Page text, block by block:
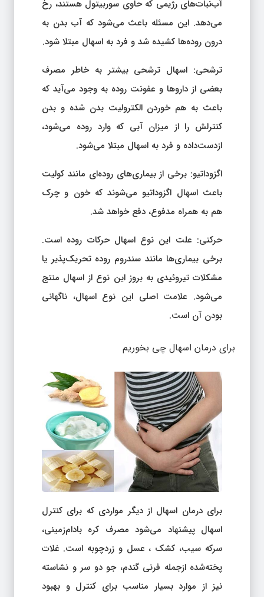
آب‌نبات‌های رژیمی که حاوی سوربیتول هستند، رخ
می‌دهد. این مسئله باعث می‌شود که آب بدن به
درون روده‌ها کشیده شد و فرد به اسهال مبتلا شود.
ترشحی: اسهال ترشحی بیشتر به خاطر مصرف
بعضی از داروها و عفونت روده به وجود می‌آید که
باعث به هم خوردن الکترولیت بدن شده و بدن
کنترلش را از میزان آبی که وارد روده می‌شود،
ازدست‌داده و فرد به اسهال مبتلا می‌شود.
اگزوداتیو: برخی از بیماری‌های روده‌ای مانند کولیت
باعث اسهال اگزوداتیو می‌شوند که خون و چرک
هم به همراه مدفوع، دفع خواهد شد.
حرکتی: علت این نوع اسهال حرکات روده است.
برخی بیماری‌ها مانند سندروم روده تحریک‌پذیر یا
مشکلات تیروئیدی به بروز این نوع از اسهال منتج
می‌شود. علامت اصلی این نوع اسهال، ناگهانی
بودن آن است.
برای درمان اسهال چی بخوریم
برای درمان اسهال از دیگر مواردی که برای کنترل
اسهال پیشنهاد می‌شود مصرف کره بادام‌زمینی،
سرکه سیب، کشک ، عسل و زردچوبه است. غلات
پخته‌شده ازجمله فرنی گندم، جو دو سر و نشاسته
نیز از موارد بسیار مناسب برای کنترل و بهبود